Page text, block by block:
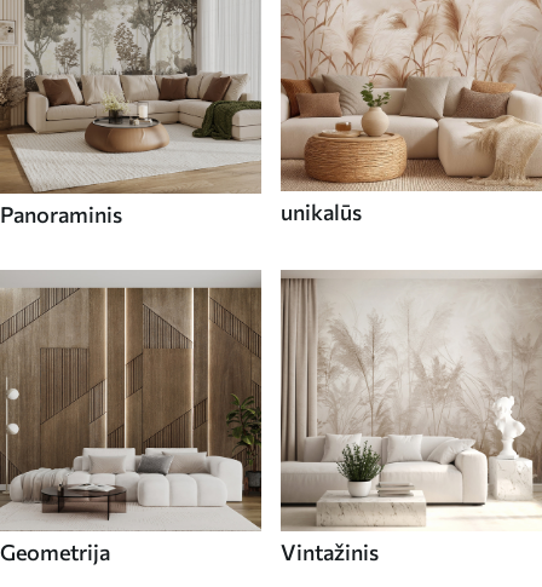
Panoraminis unikalūs
Geometrija Vintažinis